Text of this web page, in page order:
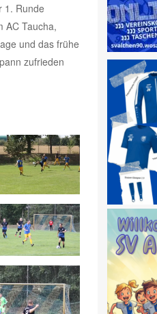
1. Runde
AC Taucha,
und das frühe
zufrieden